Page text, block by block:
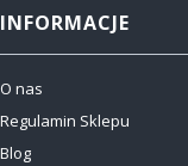
INFORMACJE
O nas
Regulamin Sklepu
Blog